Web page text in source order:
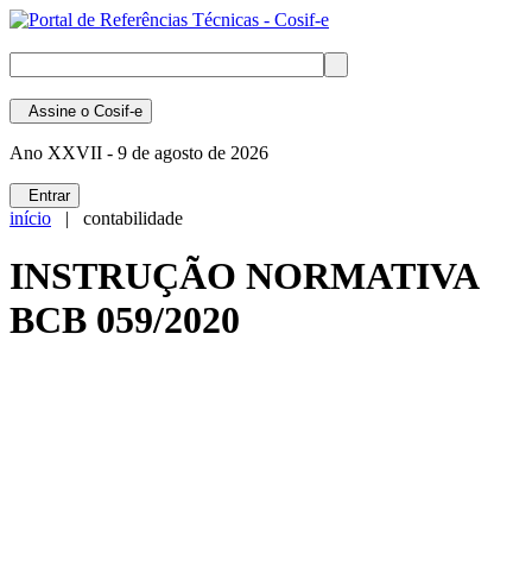
Assine o Cosif-e
Ano XXVII - 9 de agosto de 2026
Entrar
início | contabilidade
INSTRUÇÃO NORMATIVA
BCB 059/2020